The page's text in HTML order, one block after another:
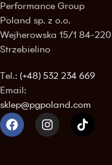
Performance Group
Poland sp. z o.o.
Wejherowska 15/1 84-220
Strzebielino
Tel.: (+48) 532 234 669
Email:
sklep@pgpoland.com